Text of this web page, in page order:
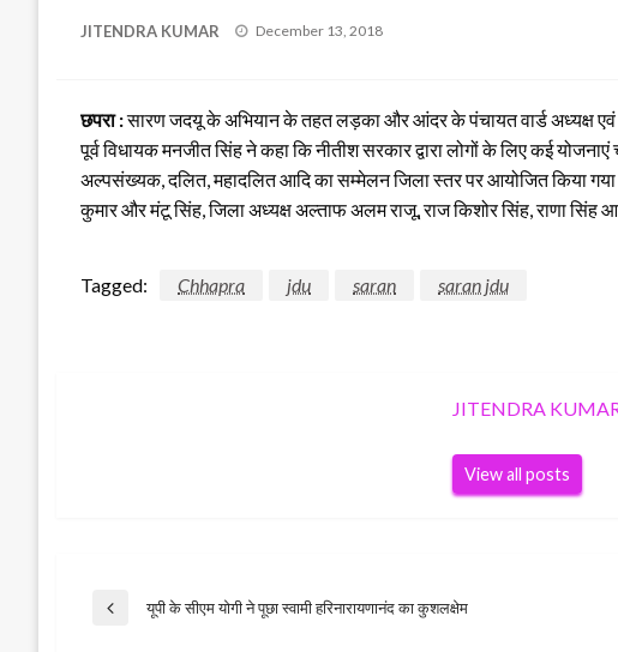
JITENDRA KUMAR
Posted
December 13, 2018
छपरा :सारण जदयू के अभियान के तहत लड़का और आंदर के पंचायत वार्ड अध्यक्ष एवं
पूर्व विधायक मनजीत सिंह ने कहा कि नीतीश सरकार द्वारा लोगों के लिए कई
अल्पसंख्यक, दलित, महादलित आदि का सम्मेलन जिला स्तर पर आयोजित किया
कुमार और मंटू सिंह, जिला अध्यक्ष अल्ताफ अलम राजू, राज किशोर सिंह, राणा सिंह
Tagged: Chhapra jdu saran saran jdu
JITENDRA
View all posts
Post
Previous
यूपी के सीएम योगी ने पूछा स्वामी हरिनारायणानंद का कुशलक्षेम